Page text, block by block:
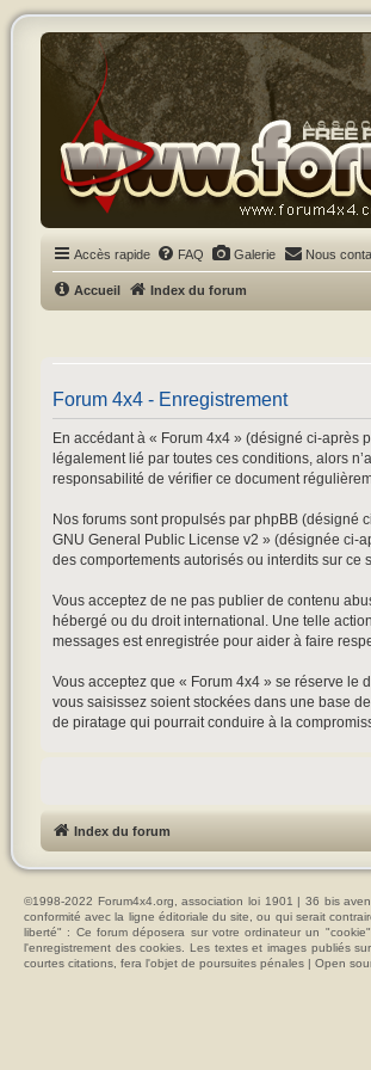
Accès rapide FAQ Galerie Nous
Accueil Index du forum
Forum 4x4 - Enregistrement
En accédant à « Forum 4x4 » (désigné ci-après
légalement lié par toutes ces conditions, alors
responsabilité de vérifier ce document
Nos forums sont propulsés par phpBB (désigné
GNU General Public License v2 » (désignée ci-
des comportements autorisés ou interdits sur
Vous acceptez de ne pas publier de contenu
hébergé ou du droit international. Une telle
messages est enregistrée pour aider à faire
Vous acceptez que « Forum 4x4 » se réserve le
vous saisissez soient stockées dans une base
de piratage qui pourrait conduire à la
Index du forum
©1998-2022 Forum4x4.org, association loi 1901 | 36 bis
conformité avec la ligne éditoriale du site, ou qui serait
liberté" : Ce forum déposera sur votre ordinateur un
l'enregistrement des cookies. Les textes et images publiés
courtes citations, fera l'objet de poursuites pénales | Open